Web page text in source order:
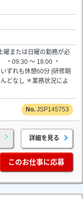
または日曜の勤務が必
09:30 ～ 18:00 ・
ずれも休憩60分 [研修期
どなし ＊業務状況によ
JSP145753
詳細を見る
このお仕事に応募